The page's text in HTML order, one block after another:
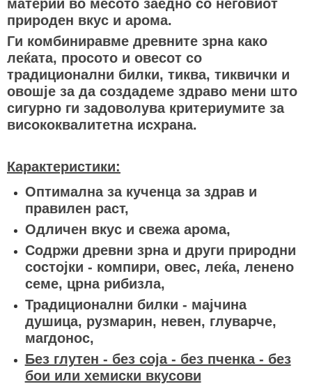
материи во месото заедно со неговиот
природен вкус и арома.
Ги комбиниравме древните зрна како
леќата, просото и овесот со
традиционални билки, тиква, тиквички и
овошје за да создадеме здраво мени што
сигурно ги задоволува критериумите за
висококвалитетна исхрана.
Карактеристики:
Оптимална за кученца за здрав и
правилен раст,
Одличен вкус и свежа арома,
Содржи древни зрна и други природни
состојки - компири, овес, леќа, ленено
семе, црна рибизла,
Традиционални билки - мајчина
душица, рузмарин, невен, глуварче,
магдонос,
Без глутен - без соја - без пченка - без
бои или хемиски вкусови